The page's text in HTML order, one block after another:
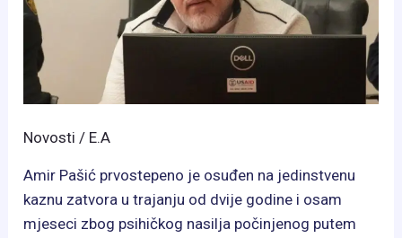
Novosti / E.A
Amir Pašić prvostepeno je osuđen na jedinstvenu
kaznu zatvora u trajanju od dvije godine i osam
mjeseci zbog psihičkog nasilja počinjenog putem